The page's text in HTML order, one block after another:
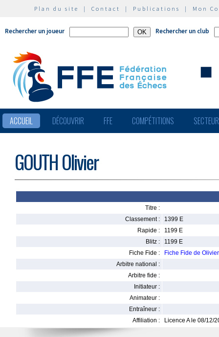
Plan du site | Contact | Publications | Mon
Rechercher un joueur Rechercher un club
ACCUEIL DÉCOUVRIR FFE COMPÉTITIONS
GOUTH Olivier
Titre :
Classement :
1399 E
Rapide :
1199 E
Blitz :
1199 E
Fiche Fide :
Fiche Fide de
Arbitre national :
Arbitre fide :
Initiateur :
Animateur :
Entraîneur :
Affiliation :
Licence A le 08/12/